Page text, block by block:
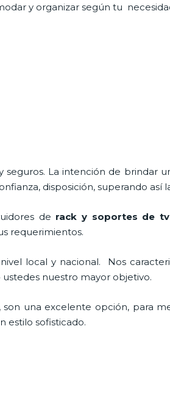
y organizar según tu
La intención de brindar
disposición, superando así
de rack y soportes de
requerimientos.
local y nacional.
Nos
ustedes nuestro mayor objetivo.
son una excelente opción, para
estilo sofisticado.